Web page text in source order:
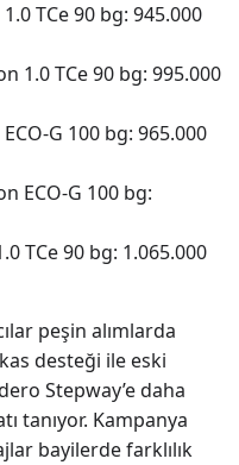
TCe 90 bg: 945.000
1.0 TCe 90 bg: 995.000
G 100 bg: 965.000
ECO-G 100 bg:
TCe 90 bg: 1.065.000
peşin alımlarda
desteği ile eski
Stepway’e daha
tanıyor. Kampanya
bayilerde farklılık